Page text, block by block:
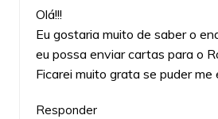
Olá!!!
Eu gostaria muito de saber o
eu possa enviar cartas para o
Ficarei muito grata se puder me
Responder